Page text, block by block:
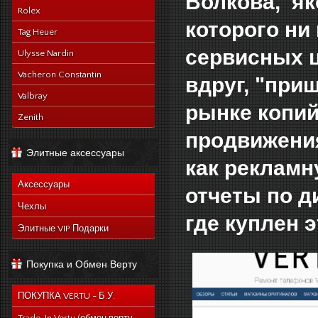
Rolex
Tag Heuer
Ulysse Nardin
Vacheron Constantin
Valbray
Zenith
Элитные аксессуары
Аксессуары
Чехлы
Элитные VIP Подарки
Покупка и Обмен Верту
ПОКУПКА VERTU - Б.У.
которого
сервисных
вдруг,
рынке
как
отчеты по
где куплен